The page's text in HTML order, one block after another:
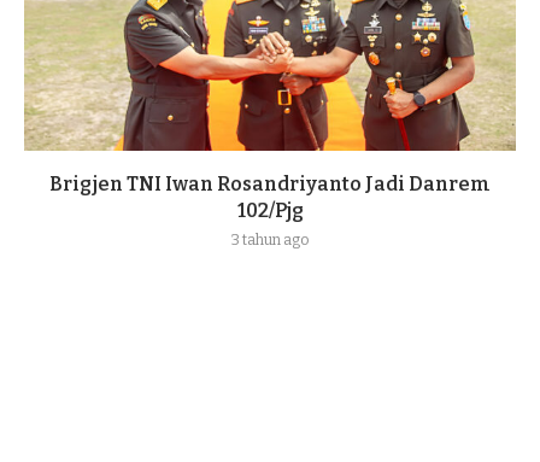
Brigjen TNI Iwan Rosandriyanto Jadi Danrem
102/Pjg
3 tahun ago